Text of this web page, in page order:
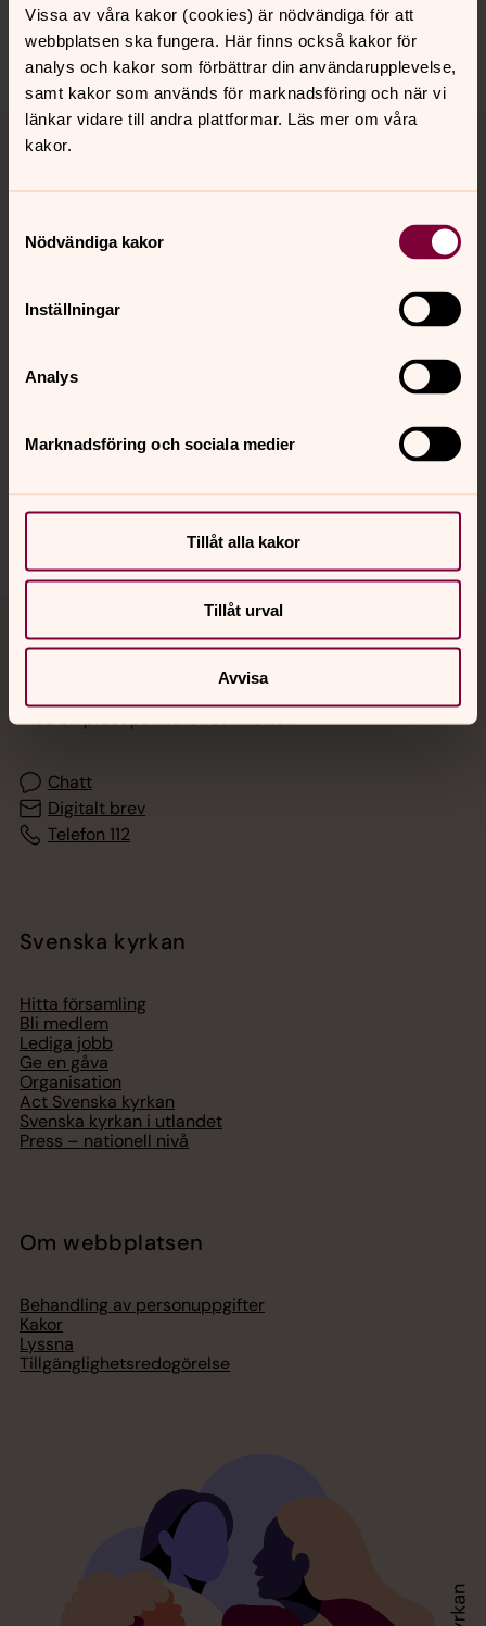
Vissa av våra kakor (cookies) är nödvändiga för att
webbplatsen ska fungera. Här finns också kakor för
analys och kakor som förbättrar din användarupplevelse,
samt kakor som används för marknadsföring och när vi
länkar vidare till andra plattformar. Läs mer om våra
kakor.
Nödvändiga kakor
Inställningar
Analys
Marknadsföring och sociala medier
Tillåt alla kakor
Tillåt urval
Avvisa
saltsjobaden.forsamling@svenskakyrkan.se
Dela
Tillbaka till toppen
Tillbaka till innehållet
Kontakt
Kalender
Hitta snabbt
Jourhavande präst
med en präst på kvällar och nätter.
Chatt
Digitalt brev
Telefon 112
Svenska kyrkan
Hitta församling
Bli medlem
Lediga jobb
Ge en gåva
Organisation
Act Svenska kyrkan
Svenska kyrkan i utlandet
Press – nationell nivå
Om webbplatsen
Behandling av personuppgifter
Kakor
Lyssna
Tillgänglighetsredogörelse